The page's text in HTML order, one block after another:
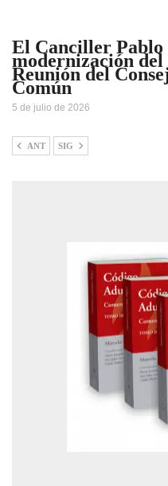
El Canciller Pablo
modernización
Reunión del
Común
5 de julio de 2026
ANT SIG